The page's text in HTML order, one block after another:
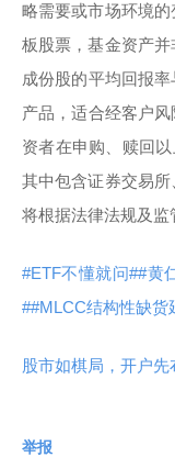
略需要或市场环境
板股票，基金资产
成份股的平均回报
产品，适合经客户
资者在申购、赎回
其中包含证券交易
将根据法律法规及监
#ETF不懂就问##黄
##MLCC结构性缺货
股市如棋局，开户先
举报